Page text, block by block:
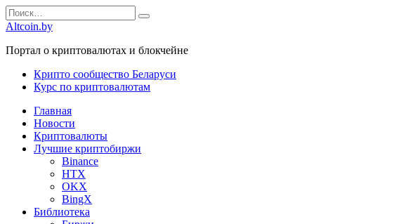
Перейти
к
содержанию
Search
for:
Altcoin.by
Портал о криптовалютах и блокчейне
Крипто сообщество Беларуси
Курс по криптовалютам
Главная
Новости
Криптовалюты
Лучшие криптобиржи
Binance
HTX
OKX
BingX
Библиотека